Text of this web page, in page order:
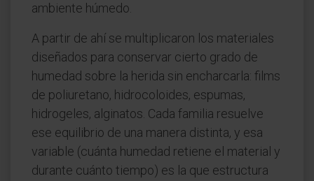
ambiente húmedo.
A partir de ahí se multiplicaron los materiales
diseñados para conservar cierto grado de
humedad sobre la herida sin encharcarla: films
de poliuretano, hidrocoloides, espumas,
hidrogeles, alginatos. Cada familia resuelve
ese equilibrio de una manera distinta, y esa
variable (cuánta humedad retiene el material y
durante cuánto tiempo) es la que estructura